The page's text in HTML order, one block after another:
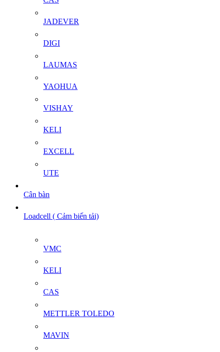
JADEVER
DIGI
LAUMAS
YAOHUA
VISHAY
KELI
EXCELL
UTE
Cân bàn
Loadcell ( Cảm biến tải)
VMC
KELI
CAS
METTLER TOLEDO
MAVIN